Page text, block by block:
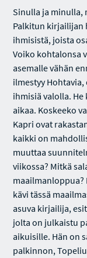
Sinulla ja minulla,
Palkitun kirjailijan
ihmisistä, joista
Voiko kohtalonsa
asemalle vähän
ilmestyy
ihmisiä valolla.
aikaa. Koskeeko
Kapri ovat
kaikki on
muuttaa
viikossa? Mitkä
maailmanloppua?
kävi tässä
asuva kirjailija,
jolta on julkaistu
aikuisille. Hän on
palkinnon,